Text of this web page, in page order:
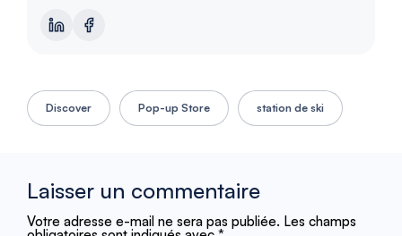
Discover Pop-up Store station de ski
Laisser un commentaire
Votre adresse e-mail ne sera pas publiée. Les champs